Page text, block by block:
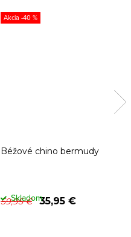
-40 %
Béžové chino bermudy
59,95 € 35,95 €
Skladom